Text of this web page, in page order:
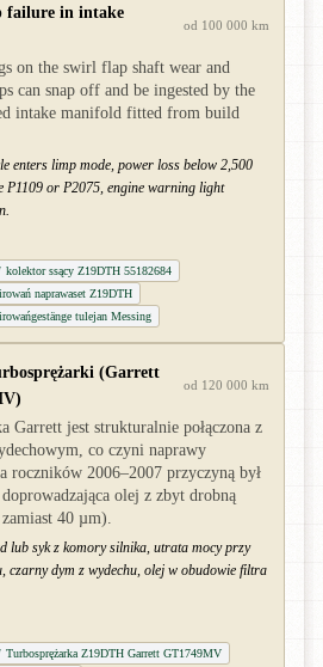
failure in intake
od 100 000 km
on the swirl flap shaft wear and
can snap off and be ingested by the
intake manifold fitted from build
enters limp mode, power loss below 2,500
P1109 or P2075, engine warning light
kolektor ssący Z19DTH 55182684
naprawaset Z19DTH
tulejan Messing
(Garrett
od 120 000 km
Garrett jest strukturalnie połączona z
co czyni naprawy
roczników 2006–2007 przyczyną był
olej z zbyt drobną
40 µm).
lub syk z komory silnika, utrata mocy przy
czarny dym z wydechu, olej w obudowie filtra
Turbosprężarka Z19DTH Garrett GT1749MV